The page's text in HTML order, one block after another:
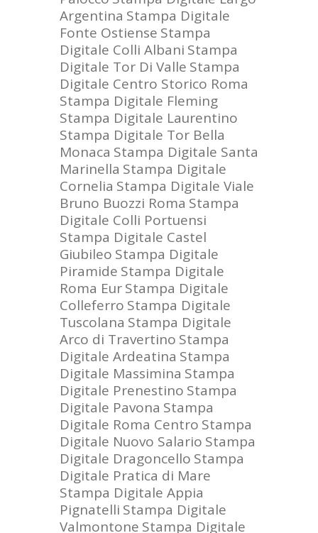
Argentina Stampa Digitale
Fonte Ostiense Stampa
Digitale Colli Albani Stampa
Digitale Tor Di Valle Stampa
Digitale Centro Storico Roma
Stampa Digitale Fleming
Stampa Digitale Laurentino
Stampa Digitale Tor Bella
Monaca Stampa Digitale Santa
Marinella Stampa Digitale
Cornelia Stampa Digitale Viale
Bruno Buozzi Roma Stampa
Digitale Colli Portuensi
Stampa Digitale Castel
Giubileo Stampa Digitale
Piramide Stampa Digitale
Roma EurStampa Digitale
Colleferro Stampa Digitale
Tuscolana Stampa Digitale
Arco di Travertino Stampa
Digitale Ardeatina Stampa
Digitale Massimina Stampa
Digitale Prenestino Stampa
Digitale Pavona Stampa
Digitale Roma Centro Stampa
Digitale Nuovo Salario Stampa
Digitale Dragoncello Stampa
Digitale Pratica di Mare
Stampa Digitale Appia
Pignatelli Stampa Digitale
Valmontone Stampa Digitale